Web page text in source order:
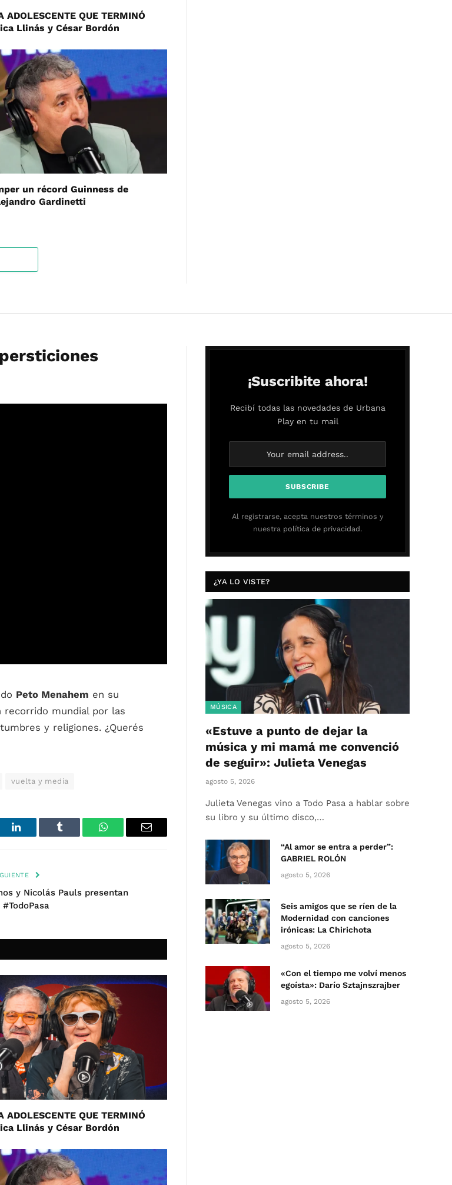
ADOLESCENTE QUE TERMINÓ
Llinás y César Bordón
un récord Guinness de
Gardinetti
Peto Menahem en su
recorrido mundial por las
y religiones. ¿Querés
vuelta y media
LinkedIn Tumblr WhatsAppEmail
y Nicolás Pauls presentan
#TodoPasa
ADOLESCENTE QUE TERMINÓ
Llinás y César Bordón
¡Suscribite ahora!
Recibí todas las novedades de Urbana
Play en tu mail
Al registrarse, acepta nuestros términos y
nuestra política de privacidad.
¿YA LO VISTE?
MÚSICA
«Estuve a punto de dejar la
música y mi mamá me convenció
de seguir»: Julieta Venegas
agosto 5, 2026
Julieta Venegas vino a Todo Pasa a hablar sobre
su libro y su último disco,…
“Al amor se entra a perder”:
GABRIEL ROLÓN
agosto 5, 2026
Seis amigos que se ríen de la
Modernidad con canciones
irónicas: La Chirichota
agosto 5, 2026
«Con el tiempo me volví menos
egoísta»: Darío Sztajnszrajber
agosto 5, 2026